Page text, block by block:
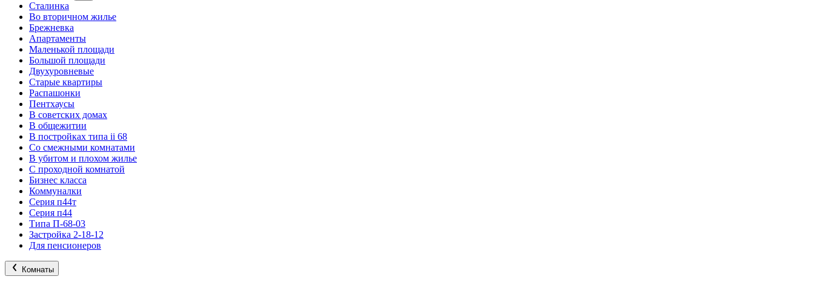
Сталинка
Во вторичном жилье
Брежневка
Апартаменты
Маленькой площади
Большой площади
Двухуровневые
Старые квартиры
Распашонки
Пентхаусы
В советских домах
В общежитии
В постройках типа ii 68
Со смежными комнатами
В убитом и плохом жилье
С проходной комнатой
Бизнес класса
Коммуналки
Серия п44т
Серия п44
Типа П-68-03
Застройка 2-18-12
Для пенсионеров
Комнаты